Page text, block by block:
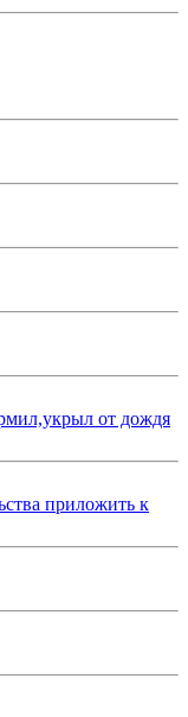
от дождя
приложить к